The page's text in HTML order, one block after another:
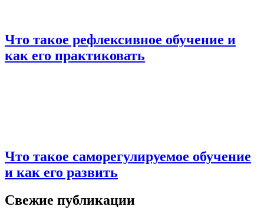
Что такое рефлексивное обучение и
как его практиковать
Что такое саморегулируемое обучение
и как его развить
Свежие публикации